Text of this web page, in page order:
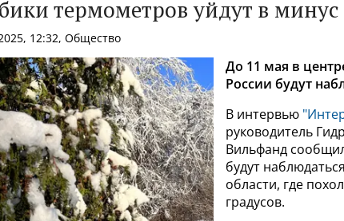
термометров уйдут в минус
12:32, Общество
До 11 мая в
России будут
В интервью
руководитель
Вильфанд
будут
области, где
градусов.